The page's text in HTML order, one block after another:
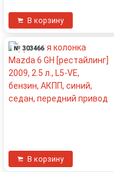
В корзину
№ 303466
В корзину